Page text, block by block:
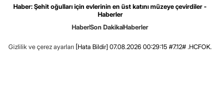
Haber: Şehit oğulları için evlerinin en üst katını müzeye çevirdiler -
Haberler
HaberSon DakikaHaberler
Gizlilik ve çerez ayarları [Hata Bildir] 07.08.2026 00:29:15 #7.12# .HCFOK.